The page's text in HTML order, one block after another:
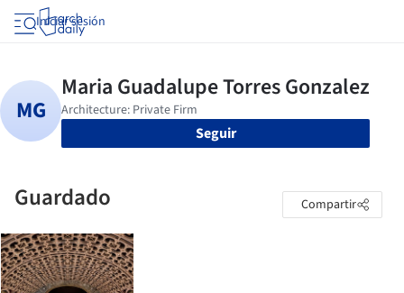
Iniciar sesión
Seguir
Guardado Compartir